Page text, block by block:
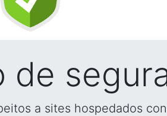
de
a sites hospedados